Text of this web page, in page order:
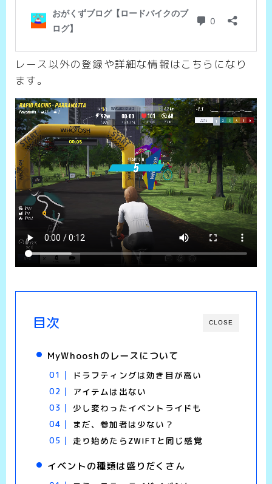
レース以外の登録や詳細な情報はこちらになり
ます。
CLOSE
目次
MyWhooshのレースについて
ドラフティングは効き目が高い
アイテムは出ない
少し変わったイベントライドも
まだ、参加者は少ない？
走り始めたらZWIFTと同じ感覚
イベントの種類は盛りだくさん